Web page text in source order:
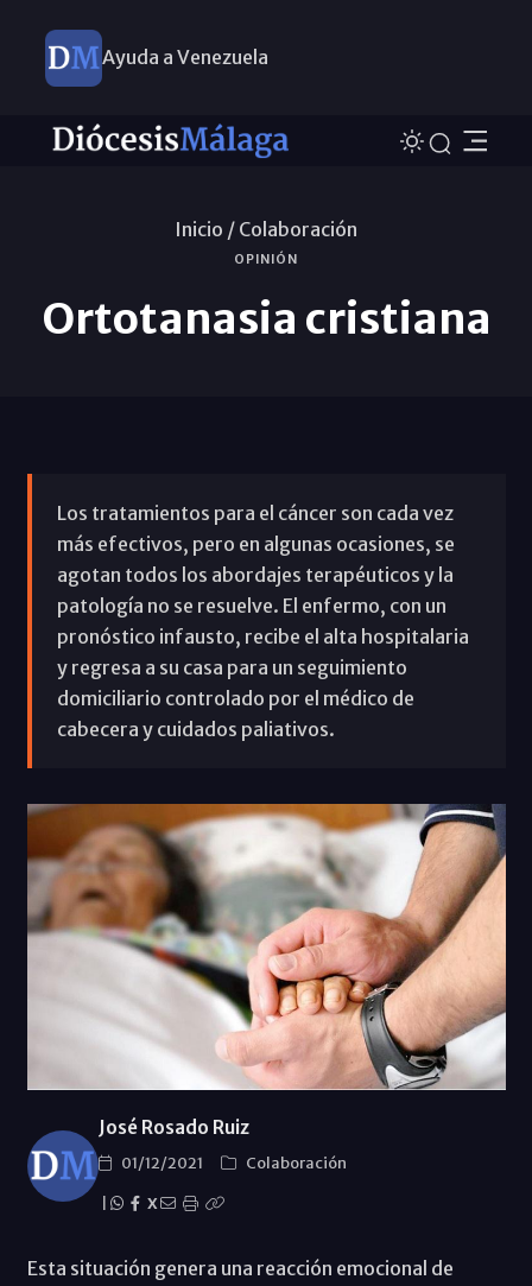
Ayuda a Venezuela
Inicio / Colaboración
OPINIÓN
Ortotanasia cristiana
Los tratamientos para el cáncer son cada vez
más efectivos, pero en algunas ocasiones, se
agotan todos los abordajes terapéuticos y la
patología no se resuelve. El enfermo, con un
pronóstico infausto, recibe el alta hospitalaria
y regresa a su casa para un seguimiento
domiciliario controlado por el médico de
cabecera y cuidados paliativos.
José Rosado Ruiz
01/12/2021
Colaboración
X
Esta situación genera una reacción emocional de